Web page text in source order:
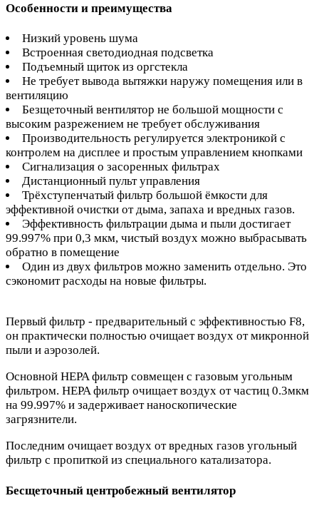
Особенности и преимущества
Низкий уровень шума
Встроенная светодиодная подсветка
Подъемный щиток из оргстекла
Не требует вывода вытяжки наружу помещения или в
вентиляцию
Безщеточный вентилятор не большой мощности с
высоким разрежением не требует обслуживания
Производительность регулируется электроникой с
контролем на дисплее и простым управлением кнопками
Сигнализация о засоренных фильтрах
Дистанционный пульт управления
Трёхступенчатый фильтр большой ёмкости для
эффективной очистки от дыма, запаха и вредных газов.
Эффективность фильтрации дыма и пыли достигает
99.997% при 0,3 мкм, чистый воздух можно выбрасывать
обратно в помещение
Один из двух фильтров можно заменить отдельно. Это
сэкономит расходы на новые фильтры.
Первый фильтр - предварительный с эффективностью F8,
он практически полностью очищает воздух от микронной
пыли и аэрозолей.
Основной HEPA фильтр совмещен с газовым угольным
фильтром. HEPA фильтр очищает воздух от частиц 0.3мкм
на 99.997% и задерживает наноскопические
загрязнители.
Последним очищает воздух от вредных газов угольный
фильтр с пропиткой из специального катализатора.
Бесщеточный центробежный вентилятор